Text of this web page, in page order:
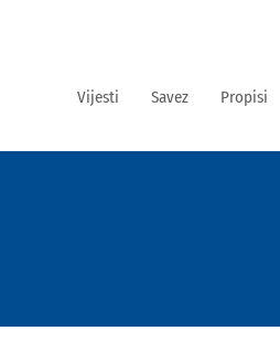
Vijesti Savez Propisi